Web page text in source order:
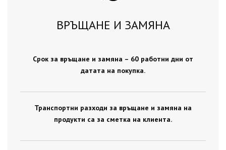
ВРЪЩАНЕ И ЗАМЯНА
Срок за връщане и замяна – 60 работни дни от
датата на покупка.
Транспортни разходи за връщане и замяна на
продукти са за сметка на клиента.